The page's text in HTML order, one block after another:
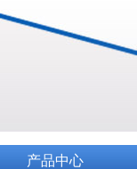
产品中心